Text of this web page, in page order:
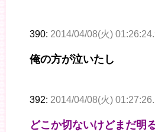
390: 2014/04/08(火)
俺の方が泣いたし
392: 2014/04/08(火)
どこか切ないけどまだ明